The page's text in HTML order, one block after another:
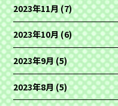
2023年11月(7)
2023年10月(6)
2023年9月(5)
2023年8月(5)